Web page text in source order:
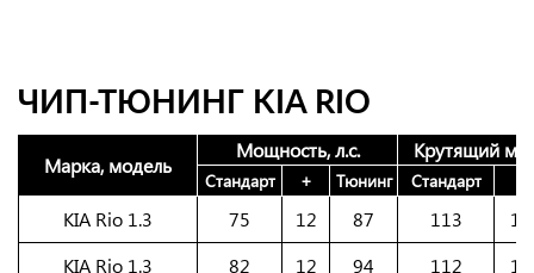
ЧИП-ТЮНИНГ KIA RIO
Марка, модель
Мощность, л.с. Крутящий
Стандарт + Тюнинг Стандарт
KIA Rio 1.3 75 12 87 113
15
KIA Rio 1.3
82 12 94 112
15